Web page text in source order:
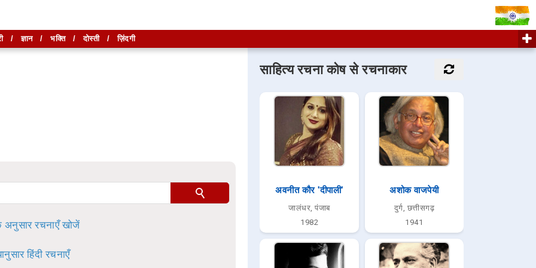
अनुसार रचनाएँ खोजें
हिंदी रचनाएँ
साहित्य रचना कोष से रचनाकार
अवनीत कौर 'दीपाली'
जालंधर, पंजाब
1982
अशोक वाजपेयी
दुर्ग, छत्तीसगढ़
1941
खोजें
/ज्ञान/ भक्ति/दोस्ती/ज़िंदगी
है।